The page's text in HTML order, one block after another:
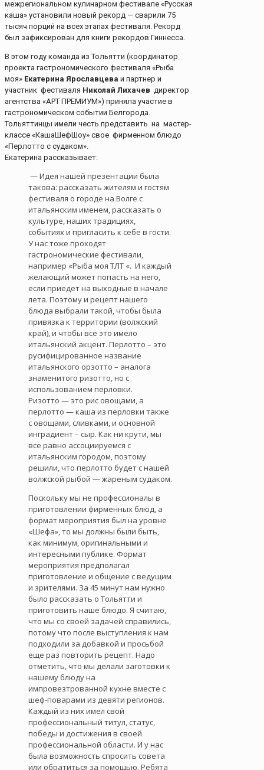
межрегиональном кулинарном фестивале «Русская
каша» установили новый рекорд — сварили 75
тысяч порций на всех этапах фестиваля. Рекорд
был зафиксирован для книги рекордов Гиннесса.
В этом году команда из Тольятти (координатор
проекта гастрономического фестиваля «Рыба
моя» Екатерина Ярославцева и партнер и
участник фестиваля Николай Лихачев директор
агентства «АРТ ПРЕМИУМ») приняла участие в
гастрономическом событии Белгорода.
Тольяттинцы имели честь представить на мастер-
классе «КашаШефШоу» свое фирменном блюдо
«Перлотто с судаком».
Екатерина рассказывает:
— Идея нашей презентации была
такова: рассказать жителям и гостям
фестиваля о городе на Волге с
итальянским именем, рассказать о
культуре, наших традициях,
событиях и пригласить к себе в гости.
У нас тоже проходят
гастрономические фестивали,
например «Рыба моя ТЛТ «. И каждый
желающий может попасть на него,
если приедет на выходные в начале
лета. Поэтому и рецепт нашего
блюда выбрали такой, чтобы была
привязка к территории (волжский
край), и чтобы все это имело
итальянский акцент. Перлотто – это
русифицированное название
итальянского орзотто – аналога
знаменитого ризотто, но с
использованием перловки.
Ризотто — это рис овощами, а
перлотто — каша из перловки также
с овощами, сливками, и основной
инградиент – сыр. Как ни крути, мы
все равно ассоциируемся с
итальянским городом, поэтому
решили, что перлотто будет с нашей
волжской рыбой — жареным судаком.
Поскольку мы не профессионалы в
приготовлении фирменных блюд, а
формат мероприятия был на уровне
«Шефа», то мы должны были быть,
как минимум, оригинальными и
интересными публике. Формат
мероприятия предполагал
приготовление и общение с ведущим
и зрителями. За 45 минут нам нужно
было рассказать о Тольятти и
приготовить наше блюдо. Я считаю,
что мы со своей задачей справились,
потому что после выступления к нам
подходили за добавкой и просьбой
еще раз повторить рецепт. Надо
отметить, что мы делали заготовки к
нашему блюду на
импровезтрованной кухне вместе с
шеф-поварами из девяти регионов.
Каждый из них имел свой
профессиональный титул, статус,
победы и достижения в своей
профессиональной области. И у нас
была возможность спросить совета
или обратиться за помощью. Ребята